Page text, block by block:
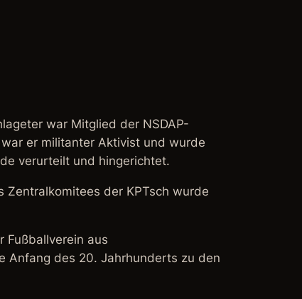
war Mitglied der NSDAP-
er militanter Aktivist und wurde
verurteilt und hingerichtet.
der KPTsch wurde
Fußballverein aus
Anfang des 20. Jahrhunderts zu den